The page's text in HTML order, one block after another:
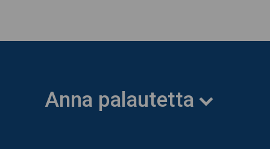
Anna palautetta